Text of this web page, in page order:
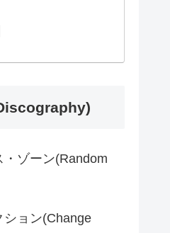
ゾーン(Random
ション(Change